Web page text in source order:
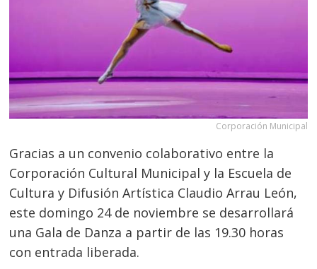
Corporación Municipal
Gracias a un convenio colaborativo entre la
Corporación Cultural Municipal y la Escuela de
Cultura y Difusión Artística Claudio Arrau León,
este domingo 24 de noviembre se desarrollará
una Gala de Danza a partir de las 19.30 horas
con entrada liberada.